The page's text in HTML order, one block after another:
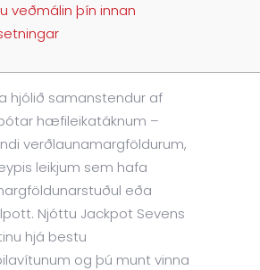
veðmálin þín innan
hjólið samanstendur af
hæfileikatáknum –
verðlaunamargföldurum,
leikjum sem hafa
eða
Njóttu Jackpot Sevens
hjá bestu
og þú munt vinna